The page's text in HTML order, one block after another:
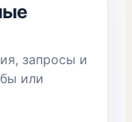
запросы и
или